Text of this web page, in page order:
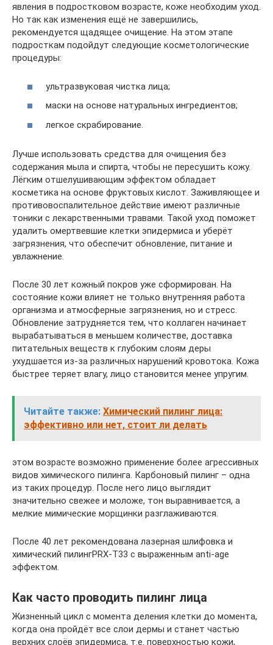
явления в подростковом возрасте, коже необходим уход.
Но так как изменения ещё не завершились,
рекомендуется щадящее очищение. На этом этапе
подросткам подойдут следующие косметологические
процедуры:
ультразвуковая чистка лица;
маски на основе натуральных ингредиентов;
легкое скрабирование.
Лучше использовать средства для очищения без
содержания мыла и спирта, чтобы не пересушить кожу.
Лёгким отшелушивающим эффектом обладает
косметика на основе фруктовых кислот. Заживляющее и
противовоспалительное действие имеют различные
тоники с лекарственными травами. Такой уход поможет
удалить омертвевшие клетки эпидермиса и уберёт
загрязнения, что обеспечит обновление, питание и
увлажнение.
После 30 лет кожный покров уже сформирован. На
состояние кожи влияет не только внутренняя работа
организма и атмосферные загрязнения, но и стресс.
Обновление затрудняется тем, что коллаген начинает
вырабатываться в меньшем количестве, доставка
питательных веществ к глубоким слоям деры
ухудшается из-за различных нарушений кровотока. Кожа
быстрее теряет влагу, лицо становится менее упругим.
Читайте также: Химический пилинг лица:
эффективно или нет, стоит ли делать
этом возрасте возможно применение более агрессивных
видов химического пилинга. Карбоновый пилинг – одна
из таких процедур. После него лицо выглядит
значительно свежее и моложе, тон выравнивается, а
мелкие мимические морщинки разглаживаются.
После 40 лет рекомендована лазерная шлифовка и
химический пилингPRX-T33 с выраженным anti-age
эффектом.
Как часто проводить пилинг лица
Жизненный цикл с момента деления клетки до момента,
когда она пройдёт все слои дермы и станет частью
верхних слоёв эпидермиса, т.е. поверхностью кожи,